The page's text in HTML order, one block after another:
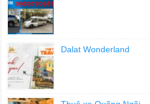
Dalat Wonderland